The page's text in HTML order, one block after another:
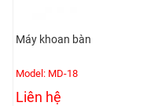
Máy khoan bàn
Model: MD-18
Liên hệ